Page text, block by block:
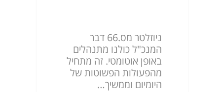
ניוזלטר מס.66 דבר
המנכ"ל כולנו מתנהלים
באופן אוטומטי. זה מתחיל
מהפעולות הפשוטות של
היומיום וממשיך…